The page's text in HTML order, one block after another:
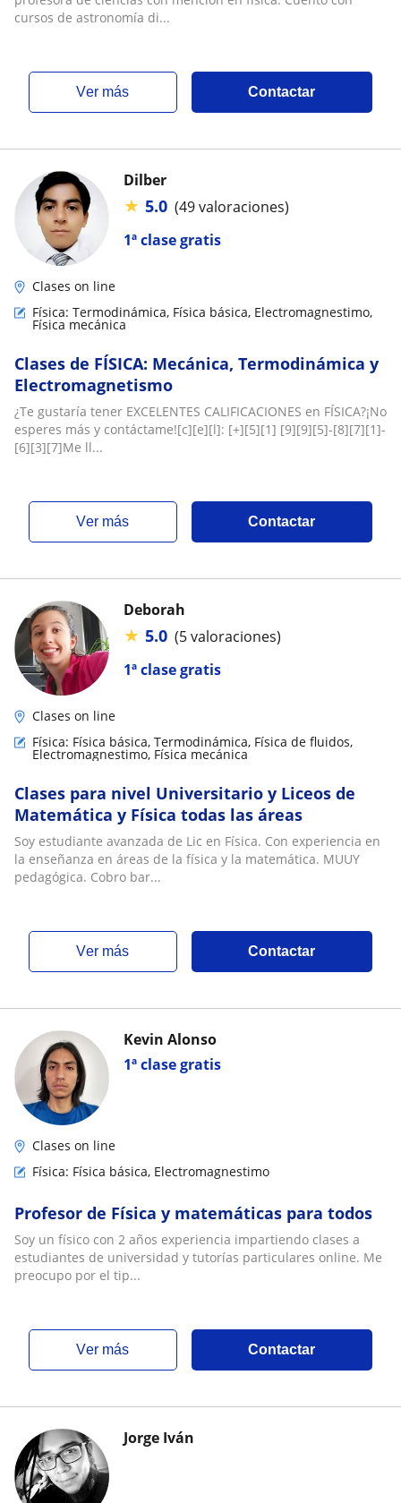
cursos de astronomía di...
ver más Contactar
1ª clase gratis
Dilber
★ 5.0 (49 valoraciones)
Clases on line
Física: Termodinámica, Física básica, Electromagnestimo,
Física mecánica
Clases de FÍSICA: Mecánica, Termodinámica y
Electromagnetismo
¿Te gustaría tener EXCELENTES CALIFICACIONES en FÍSICA?¡No
esperes más y contáctame![c][e][l]: [+][5][1] [9][9][5]-[8][7][1]-
[6][3][7]Me ll...
ver más Contactar
1ª clase gratis
Deborah
★ 5.0 (5 valoraciones)
Clases on line
Física: Física básica, Termodinámica, Física de fluidos,
Electromagnestimo, Física mecánica
Clases para nivel Universitario y Liceos de
Matemática y Física todas las áreas
Soy estudiante avanzada de Lic en Física. Con experiencia en
la enseñanza en áreas de la física y la matemática. MUUY
pedagógica. Cobro bar...
ver más Contactar
1ª clase gratis
Kevin Alonso
Clases on line
Física: Física básica, Electromagnestimo
Profesor de Física y matemáticas para todos
Soy un físico con 2 años experiencia impartiendo clases a
estudiantes de universidad y tutorías particulares online. Me
preocupo por el tip...
ver más Contactar
Jorge Iván